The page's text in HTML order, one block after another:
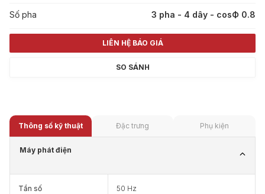
Số pha 3 pha - 4 dây - cosФ 0.8
LIÊN HỆ BÁO GIÁ
SO SÁNH
Thông số kỹ thuật Đặc trưng Phụ kiện
Máy phát điện
Tần số 50 Hz